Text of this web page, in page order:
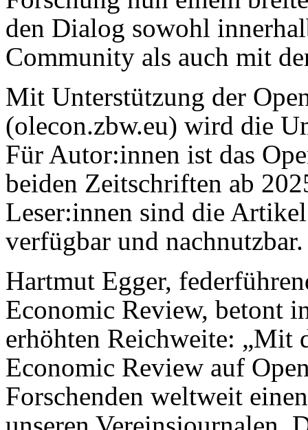
den Dialog sowohl
Community als auch mit
Mit Unterstützung der
(olecon.zbw.eu) wird die
Für Autor:innen ist das
beiden Zeitschriften ab
Leser:innen sind die
verfügbar und nachnutzbar.
Hartmut Egger,
Economic Review, betont
erhöhten Reichweite: „Mit
Economic Review auf
Forschenden weltweit